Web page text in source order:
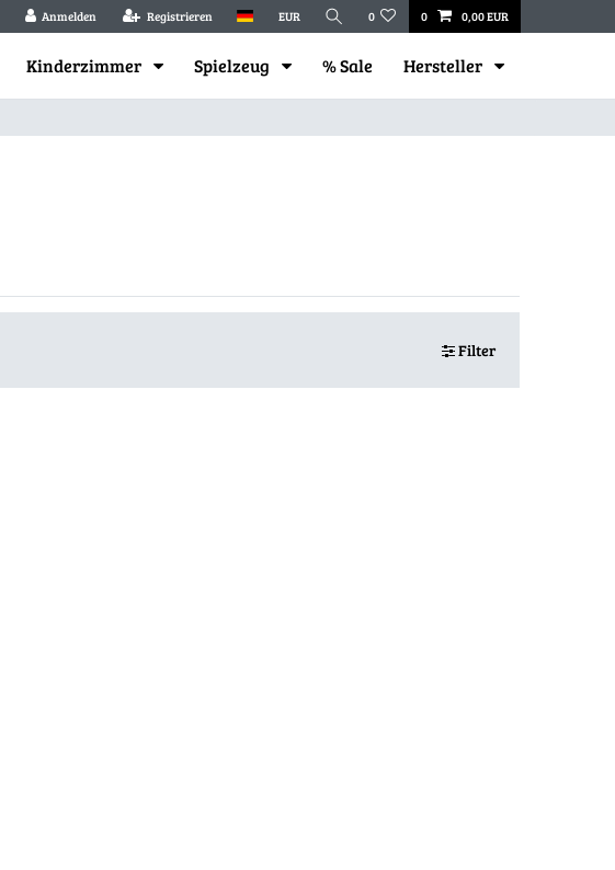
Anmelden Registrieren EUR 0 0 0,00 EUR
Kinderzimmer Spielzeug % Sale Hersteller
Filter